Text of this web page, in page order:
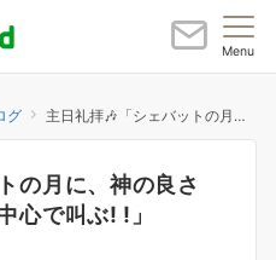
Menu
グ 主日礼拝🎶「シェバットの月に、神の良さを、フラットアースの中心で叫ぶ! !」
の月に、神の良さ
心で叫ぶ! !」